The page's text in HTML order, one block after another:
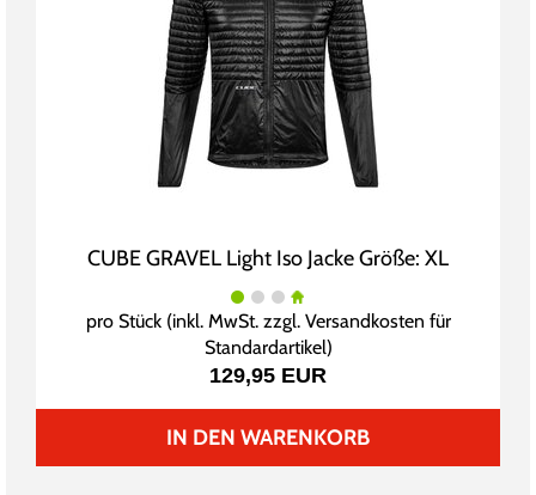
CUBE GRAVEL Light Iso Jacke Größe: XL
pro Stück (inkl. MwSt. zzgl. Versandkosten für
Standardartikel)
129,95 EUR
IN DEN WARENKORB